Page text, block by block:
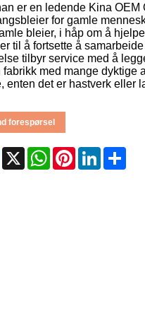
er en ledende Kina
for gamle
bleier, i håp om å
til å fortsette å
tilbyr service med å
fabrikk med mange dyktige
enten det er hastverk eller
forespørsel
Facebook
X WhatsApp
PinterestLinkedIn